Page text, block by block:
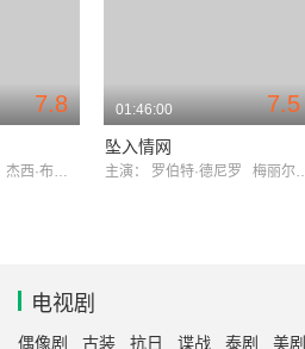
7.8
杰西·布拉德福特
7.5
01:46:00
坠入情网
主演： 罗伯特·德尼罗 梅丽尔·斯特里普
电视剧
偶像剧 古装 抗日 谍战 泰剧 美剧